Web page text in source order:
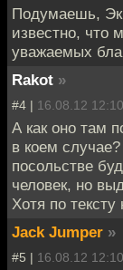
Подумаешь,
известно, что
уважаемых
Rakot »
#4 | 16.08.12 12:10
А как оно там
в коем
посольстве
человек, но
Хотя по
Jack Jumper »
#5 | 16.08.12 12:10